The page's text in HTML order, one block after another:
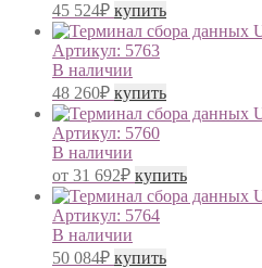
45 524₽ купить
Артикул: 5763
В наличии
48 260₽ купить
Артикул: 5760
В наличии
от 31 692₽ купить
Артикул: 5764
В наличии
50 084₽ купить